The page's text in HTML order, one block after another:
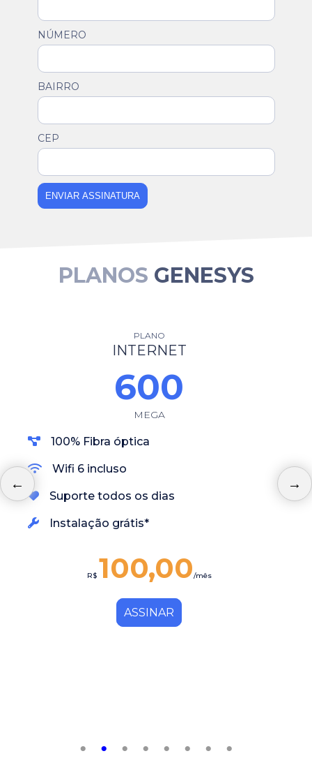
NÚMERO
BAIRRO
CEP
ENVIAR ASSINATURA
PLANOS GENESYS
PLANO
INTERNET
600
MEGA
100% Fibra óptica
Wifi 6 incluso
Suporte todos os dias
Instalação grátis*
R$ 100,00/mês
ASSINAR